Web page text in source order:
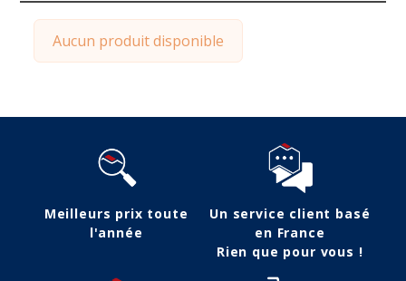
Aucun produit disponible
Meilleurs prix toute
l'année
Un service client basé
en France
Rien que pour vous !